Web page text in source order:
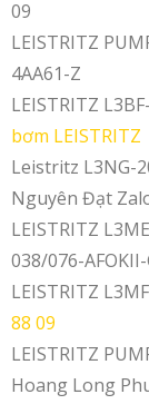
09
LEISTRITZ
4AA61-Z
LEISTRITZ
bơm LEISTRITZ
Leistritz L3NG-
Nguyên Đạt
LEISTRITZ
038/076-
LEISTRITZ
88 09
LEISTRITZ
Hoang Long